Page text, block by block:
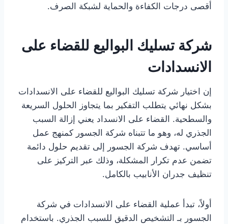
أقصى درجات الكفاءة والحماية لشبكة الصرف.
شركة تسليك البواليع للقضاء على
الانسدادات
إن اختيار شركة تسليك البواليع للقضاء على الانسدادات
بشكل نهائي يتطلب التفكير بما يتجاوز الحلول السريعة
والسطحية. القضاء على الانسداد يعني إزالة السبب
الجذري له، وهو ما تتبناه شركة الجسور كمنهج عمل
أساسي. تهدف شركة الجسور إلى تقديم حلول دائمة
تضمن عدم تكرار المشكلة، وذلك عبر التركيز على
تنظيف جدران الأنابيب بالكامل.
أولاً، تبدأ عملية القضاء على الانسدادات في شركة
الجسور بـ التشخيص الدقيق للسبب الجذري. باستخدام